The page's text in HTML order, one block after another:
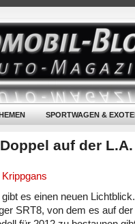
SPORTWAGEN &
auf der
es einen neuen
SRT8, von dem es auf